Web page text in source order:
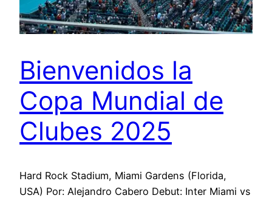
Bienvenidos la
Copa Mundial de
Clubes 2025
Hard Rock Stadium, Miami Gardens (Florida,
USA) Por: Alejandro Cabero Debut: Inter Miami vs